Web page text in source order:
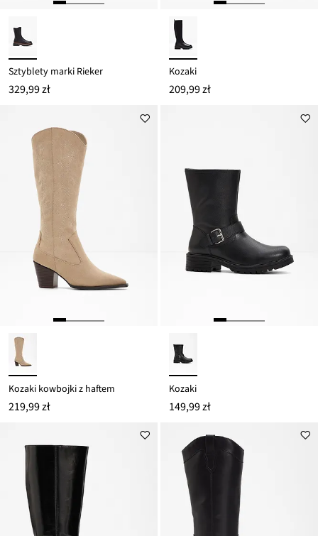
Sztyblety marki Rieker
329,99 zł
Kozaki
209,99 zł
Kozaki kowbojki z haftem
219,99 zł
Kozaki
149,99 zł